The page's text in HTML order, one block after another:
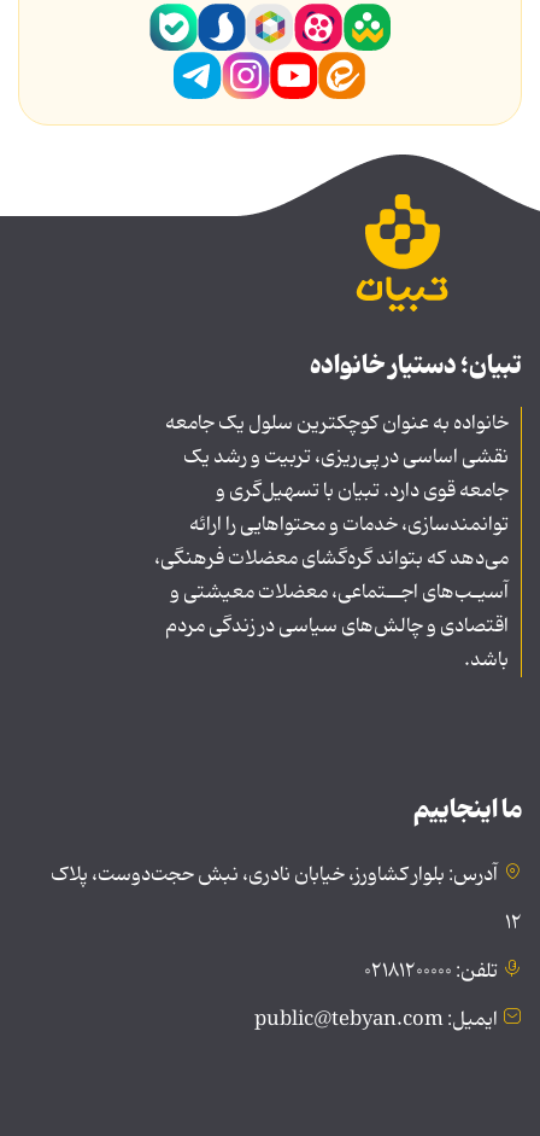
تبیان؛ دستیار خانواده
خانواده به عنوان کوچکترین سلول یک جامعه
نقشی اساسی در پی‌ریزی، تربیت و رشد یک
جامعه قوی دارد. تبیان با تسهیل‌گری و
توانمندسازی، خدمات و محتواهایی را ارائه
می‌دهد که بتواند گره‌گشای معضلات فرهنگی،
آسیـب‌های اجــتماعی، معضلات معیشتی و
اقتصادی و چالش‌های سیاسی در زندگی مردم
باشد.
ما اینجاییم
آدرس: بلوار کشاورز، خیابان نادری، نبش حجت‌دوست، پلاک
۱۲
تلفن: ۰۲۱۸۱۲۰۰۰۰۰
ایمیل: public@tebyan.com